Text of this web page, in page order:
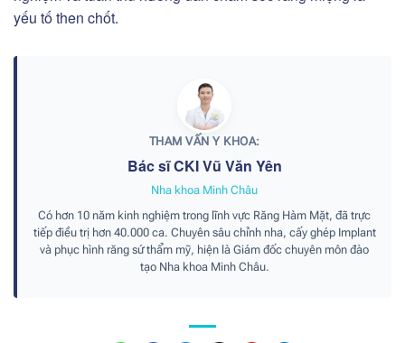
yếu tố then chốt.
THAM VẤN Y KHOA:
Bác sĩ CKI Vũ Văn Yên
Nha khoa Minh Châu
Có hơn 10 năm kinh nghiệm trong lĩnh vực Răng Hàm Mặt, đã trực
tiếp điều trị hơn 40.000 ca. Chuyên sâu chỉnh nha, cấy ghép Implant
và phục hình răng sứ thẩm mỹ, hiện là Giám đốc chuyên môn đào
tạo Nha khoa Minh Châu.